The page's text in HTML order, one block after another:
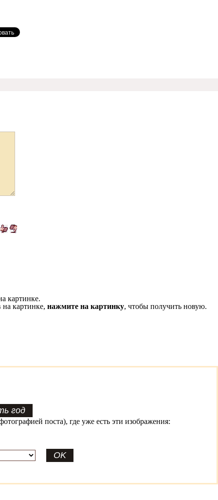
картинке.
картинке, нажмите на картинку, чтобы получить новую.
поста), где уже есть эти изображения: